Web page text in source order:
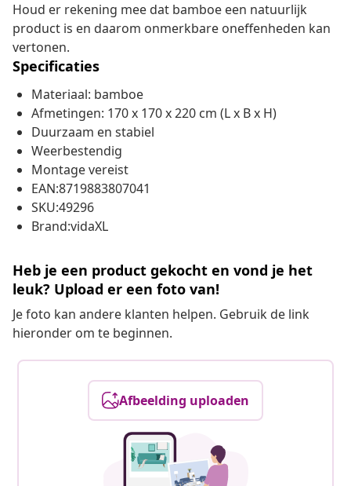
Houd er rekening mee dat bamboe een natuurlijk
product is en daarom onmerkbare oneffenheden kan
vertonen.
Specificaties
Materiaal: bamboe
Afmetingen: 170 x 170 x 220 cm (L x B x H)
Duurzaam en stabiel
Weerbestendig
Montage vereist
EAN:8719883807041
SKU:49296
Brand:vidaXL
Heb je een product gekocht en vond je het
leuk? Upload er een foto van!
Je foto kan andere klanten helpen. Gebruik de link
hieronder om te beginnen.
Afbeelding uploaden